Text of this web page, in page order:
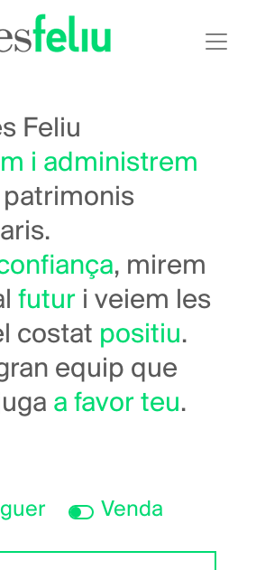
Vés
al
Feliu
i administrem
, mirem
futur i veiem les
costat positiu.
equip que
a favor teu.
Venda